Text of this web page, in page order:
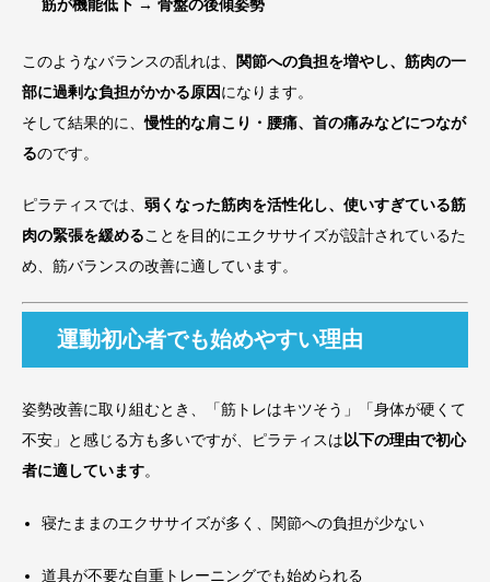
筋が機能低下 → 骨盤の後傾姿勢
このようなバランスの乱れは、
関節への負担を増やし、筋肉の一
部に過剰な負担がかかる原因になります。
そして結果的に、慢性的な肩こり・腰痛、首の痛みなどにつなが
るのです。
ピラティスでは、 弱くなった筋肉を活性化し、使いすぎている筋
肉の緊張を緩めることを目的にエクササイズが設計されているた
め、筋バランスの改善に適しています。
運動初心者でも始めやすい理由
姿勢改善に取り組むとき、「筋トレはキツそう」「身体が硬くて
不安」と感じる方も多いですが、ピラティスは 以下の理由で初心
者に適しています。
寝たままのエクササイズが多く、関節への負担が少ない
道具が不要な自重トレーニングでも始められる